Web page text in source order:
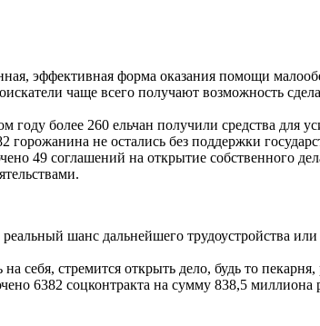
эффективная форма оказания помощи
чаще всего получают возможность
более 260 ельчан получили средства для
не остались без поддержки
49 соглашений на открытие собственного
шанс дальнейшего трудоустройства или
себя, стремится открыть дело, будь то
6382 соцконтракта на сумму 838,5